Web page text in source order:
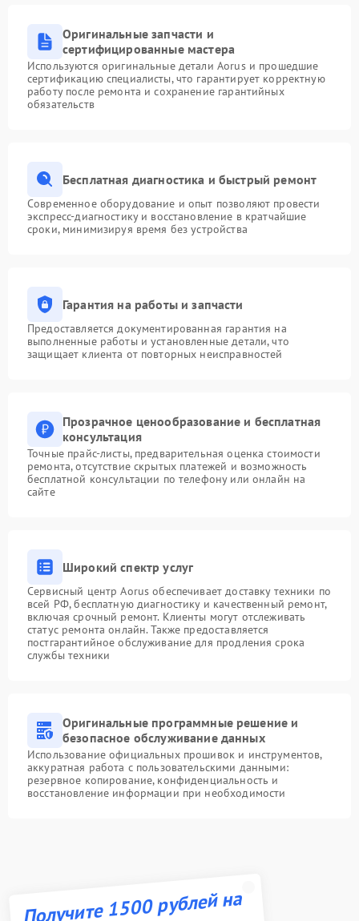
Оригинальные запчасти и
сертифицированные мастера
Используются оригинальные детали Aorus и прошедшие
сертификацию специалисты, что гарантирует корректную
работу после ремонта и сохранение гарантийных
обязательств
Бесплатная диагностика и быстрый ремонт
Современное оборудование и опыт позволяют провести
экспресс-диагностику и восстановление в кратчайшие
сроки, минимизируя время без устройства
Гарантия на работы и запчасти
Предоставляется документированная гарантия на
выполненные работы и установленные детали, что
защищает клиента от повторных неисправностей
Прозрачное ценообразование и бесплатная
консультация
Точные прайс-листы, предварительная оценка стоимости
ремонта, отсутствие скрытых платежей и возможность
бесплатной консультации по телефону или онлайн на
сайте
Широкий спектр услуг
Сервисный центр Aorus обеспечивает доставку техники по
всей РФ, бесплатную диагностику и качественный ремонт,
включая срочный ремонт. Клиенты могут отслеживать
статус ремонта онлайн. Также предоставляется
постгарантийное обслуживание для продления срока
службы техники
Оригинальные программные решение и
безопасное обслуживание данных
Использование официальных прошивок и инструментов,
аккуратная работа с пользовательскими данными:
резервное копирование, конфиденциальность и
восстановление информации при необходимости
Получите 1500 рублей на